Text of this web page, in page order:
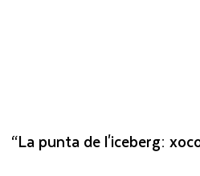
“La punta de l'iceberg: